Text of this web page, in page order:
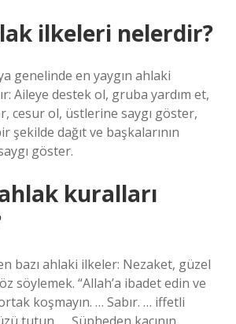
ilkeleri nelerdir?
genelinde en yaygın ahlaki
Aileye destek ol, gruba yardım et,
cesur ol, üstlerine saygı göster,
şekilde dağıt ve başkalarının
göster.
kuralları
bazı ahlaki ilkeler: Nezaket, güzel
söylemek. “Allah’a ibadet edin ve
koşmayın. … Sabır. … iffetli